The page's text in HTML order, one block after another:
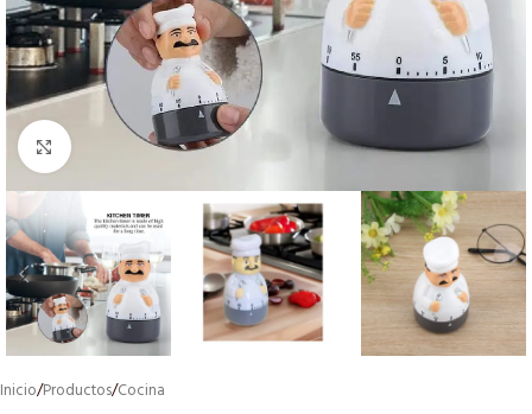
Click to enlarge
Inicio/Productos/Cocina